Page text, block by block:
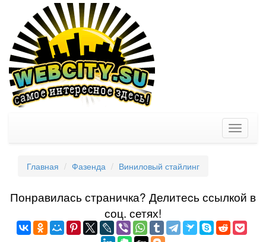
Toggle
Главная Фазенда Виниловый стайлинг
Понравилась страничка? Делитеcь ссылкой в
соц. сетях!